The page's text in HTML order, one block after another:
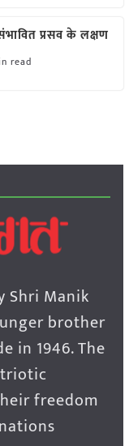
प्रसव के लक्षण
read
Shri Manik
brother
in 1946. The
freedom